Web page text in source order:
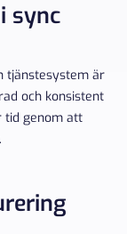
sync
tjänstesystem är
och konsistent
tid genom att